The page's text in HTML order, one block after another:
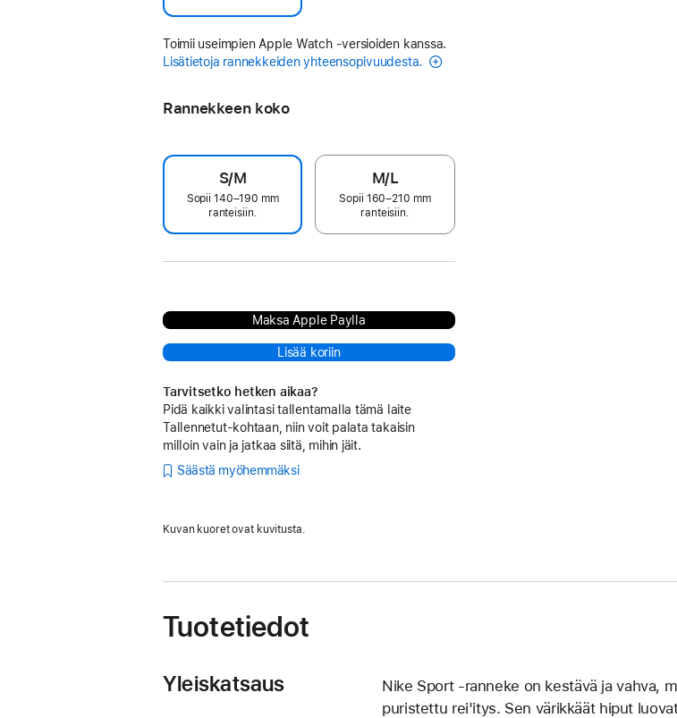
Toimii useimpien Apple Watch ‑versioiden kanssa.
Lisätietoja rannekkeiden yhteensopivuudesta.
Rannekkeen koko
S/M
Sopii 140–190 mm
ranteisiin.
M/L
Sopii 160–210 mm
ranteisiin.
Maksa Apple Paylla
Lisää koriin
Tarvitsetko hetken aikaa?
Pidä kaikki valintasi tallentamalla tämä laite
Tallennetut-kohtaan, niin voit palata takaisin
milloin vain ja jatkaa siitä, mihin jäit.
Säästä myöhemmäksi
Kuvan kuoret ovat kuvitusta.
Tuotetiedot
Yleiskatsaus
Nike Sport ‑ranneke on kestävä ja vahva,
puristettu rei'itys. Sen värikkäät hiput